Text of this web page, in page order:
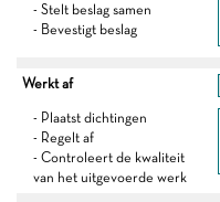
- Stelt beslag samen
- Bevestigt beslag
Werkt af
- Plaatst dichtingen
- Regelt af
- Controleert de kwaliteit
van het uitgevoerde werk